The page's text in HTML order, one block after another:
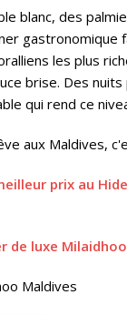
blanc, des
gastronomique
les plus
brise. Des
qui rend ce
aux Maldives,
prix au
de luxe